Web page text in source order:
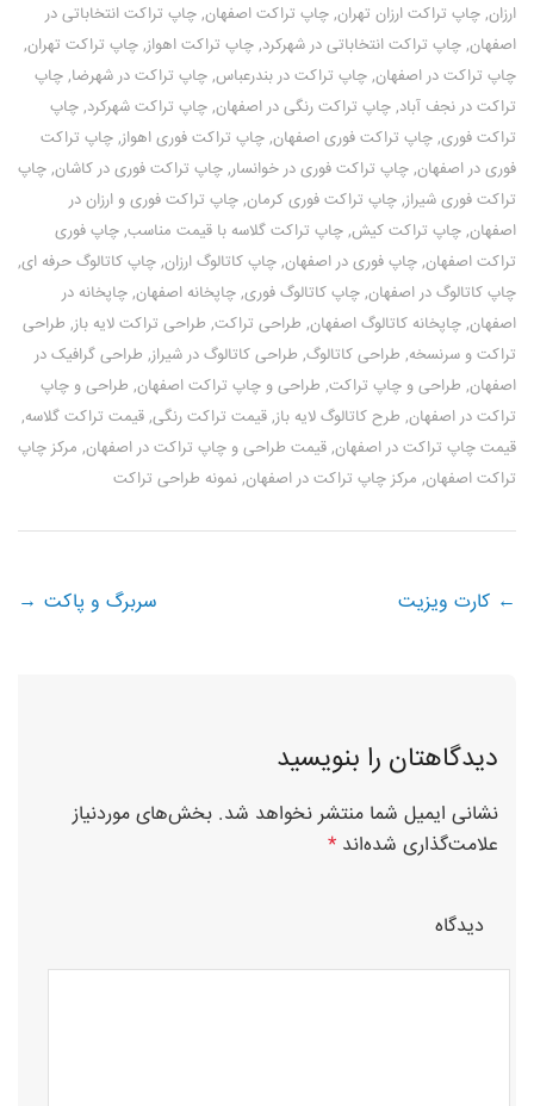
ارزان, چاپ تراکت ارزان تهران, چاپ تراکت اصفهان, چاپ تراکت انتخاباتی در
اصفهان, چاپ تراکت انتخاباتی در شهرکرد, چاپ تراکت اهواز, چاپ تراکت تهران,
چاپ تراکت در اصفهان, چاپ تراکت در بندرعباس, چاپ تراکت در شهرضا, چاپ
تراکت در نجف آباد, چاپ تراکت رنگی در اصفهان, چاپ تراکت شهرکرد, چاپ
تراکت فوری, چاپ تراکت فوری اصفهان, چاپ تراکت فوری اهواز, چاپ تراکت
فوری در اصفهان, چاپ تراکت فوری در خوانسار, چاپ تراکت فوری در کاشان, چاپ
تراکت فوری شیراز, چاپ تراکت فوری کرمان, چاپ تراکت فوری و ارزان در
اصفهان, چاپ تراکت کیش, چاپ تراکت گلاسه با قیمت مناسب, چاپ فوری
تراکت اصفهان, چاپ فوری در اصفهان, چاپ کاتالوگ ارزان, چاپ کاتالوگ حرفه ای,
چاپ کاتالوگ در اصفهان, چاپ کاتالوگ فوری, چاپخانه اصفهان, چاپخانه در
اصفهان, چاپخانه کاتالوگ اصفهان, طراحی تراکت, طراحی تراکت لایه باز, طراحی
تراکت و سرنسخه, طراحی کاتالوگ, طراحی کاتالوگ در شیراز, طراحی گرافیک در
اصفهان, طراحی و چاپ تراکت, طراحی و چاپ تراکت اصفهان, طراحی و چاپ
تراکت در اصفهان, طرح کاتالوگ لایه باز, قیمت تراکت رنگی, قیمت تراکت گلاسه,
قیمت چاپ تراکت در اصفهان, قیمت طراحی و چاپ تراکت در اصفهان, مرکز چاپ
تراکت اصفهان, مرکز چاپ تراکت در اصفهان, نمونه طراحی تراکت
Post navigation
← کارت ویزیت سربرگ و پاکت →
دیدگاهتان را بنویسید
نشانی ایمیل شما منتشر نخواهد شد. بخش‌های موردنیاز
علامت‌گذاری شده‌اند *
دیدگاه